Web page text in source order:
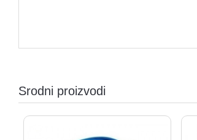
Srodni proizvodi